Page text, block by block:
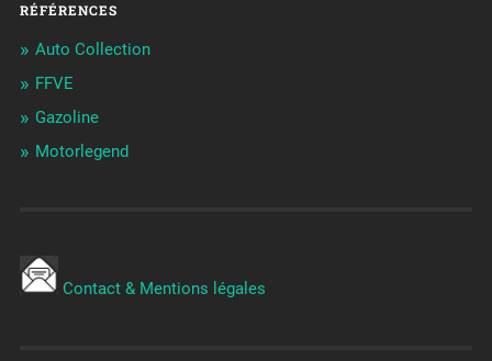
RÉFÉRENCES
Auto Collection
FFVE
Gazoline
Motorlegend
Contact & Mentions légales